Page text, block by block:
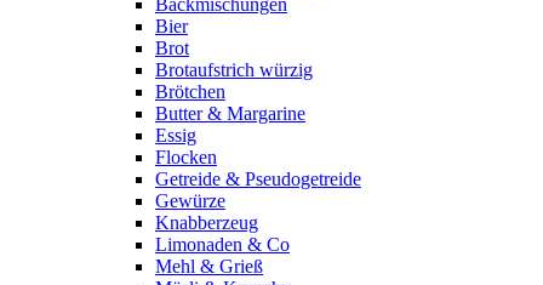
Backmischungen
Bier
Brot
Brotaufstrich würzig
Brötchen
Butter & Margarine
Essig
Flocken
Getreide & Pseudogetreide
Gewürze
Knabberzeug
Limonaden & Co
Mehl & Grieß